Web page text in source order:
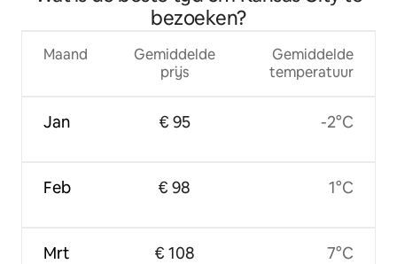
bezoeken?
Maand
Jan
Feb
Mrt
Gemiddelde
prijs
€ 95
€ 98
€ 108
Gemiddelde
temperatuur
-2°C
1°C
7°C